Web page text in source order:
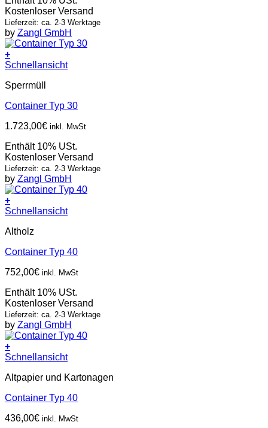
Kostenloser Versand
Lieferzeit: ca. 2-3 Werktage
by Zangl GmbH
+
Schnellansicht
Sperrmüll
Container Typ 30
1.723,00€ inkl. MwSt
Enthält 10% USt.
Kostenloser Versand
Lieferzeit: ca. 2-3 Werktage
by Zangl GmbH
+
Schnellansicht
Altholz
Container Typ 40
752,00€ inkl. MwSt
Enthält 10% USt.
Kostenloser Versand
Lieferzeit: ca. 2-3 Werktage
by Zangl GmbH
+
Schnellansicht
Altpapier und Kartonagen
Container Typ 40
436,00€ inkl. MwSt